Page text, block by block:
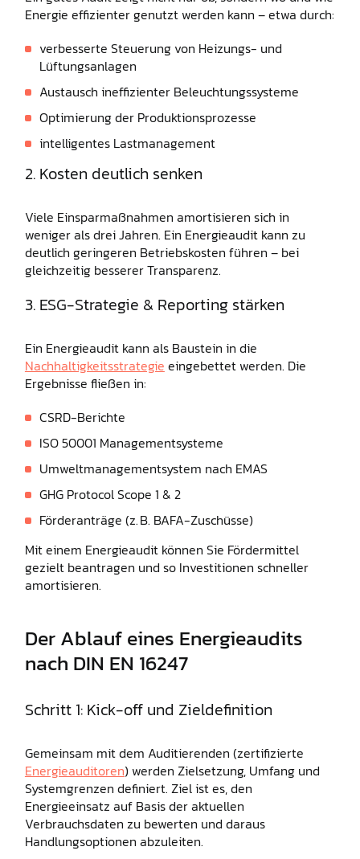
Energie effizienter genutzt werden kann – etwa durch:
verbesserte Steuerung von Heizungs- und
Lüftungsanlagen
Austausch ineffizienter Beleuchtungssysteme
Optimierung der Produktionsprozesse
intelligentes Lastmanagement
2. Kosten deutlich senken
Viele Einsparmaßnahmen amortisieren sich in
weniger als drei Jahren. Ein Energieaudit kann zu
deutlich geringeren Betriebskosten führen – bei
gleichzeitig besserer Transparenz.
3. ESG-Strategie & Reporting stärken
Ein Energieaudit kann als Baustein in die
Nachhaltigkeitsstrategie eingebettet werden. Die
Ergebnisse fließen in:
CSRD-Berichte
ISO 50001 Managementsysteme
Umweltmanagementsystem nach EMAS
GHG Protocol Scope 1 & 2
Förderanträge (z. B. BAFA-Zuschüsse)
Mit einem Energieaudit können Sie Fördermittel
gezielt beantragen und so Investitionen schneller
amortisieren.
Der Ablauf eines Energieaudits
nach DIN EN 16247
Schritt 1: Kick-off und Zieldefinition
Gemeinsam mit dem Auditierenden (zertifizierte
Energieauditoren) werden Zielsetzung, Umfang und
Systemgrenzen definiert. Ziel ist es, den
Energieeinsatz auf Basis der aktuellen
Verbrauchsdaten zu bewerten und daraus
Handlungsoptionen abzuleiten.